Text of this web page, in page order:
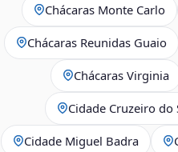
Chácaras Monte Carlo
Chácaras Reunidas Guaio
Chácaras Virginia
Cidade Cruzeiro do
Cidade Miguel Badra